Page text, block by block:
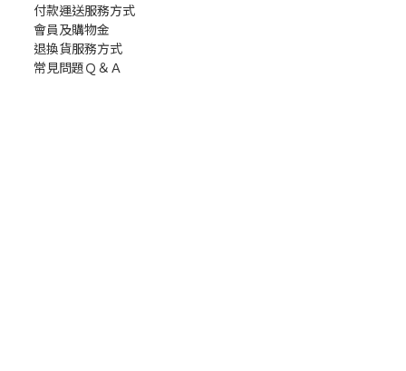
付款運送服務方式
會員及購物金
退換貨服務方式
常見問題Ｑ＆Ａ